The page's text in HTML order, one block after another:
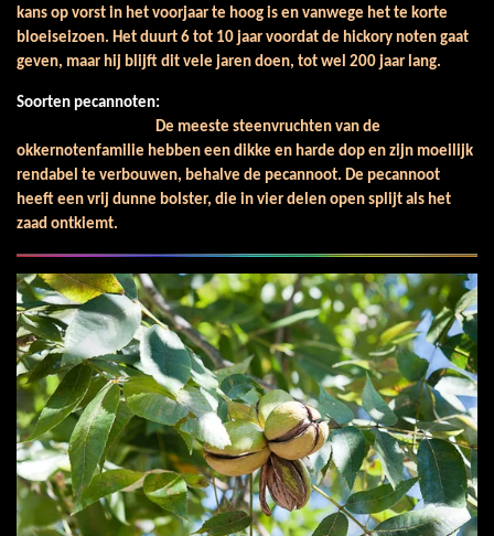
kans op vorst in het voorjaar te hoog is en vanwege het te korte
bloeiseizoen. Het duurt 6 tot 10 jaar voordat de hickory noten gaat
geven, maar hij blijft dit vele jaren doen, tot wel 200 jaar lang.
Soorten pecannoten:
De meeste steenvruchten van de
okkernotenfamilie hebben een dikke en harde dop en zijn moeilijk
rendabel te verbouwen, behalve de pecannoot. De pecannoot
heeft een vrij dunne bolster, die in vier delen open splijt als het
zaad ontkiemt.